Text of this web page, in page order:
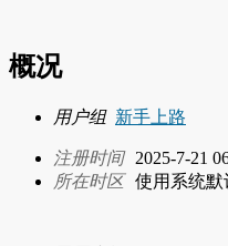
概况
用户组 新手上路
注册时间 2025-7-21
所在时区 使用系统默